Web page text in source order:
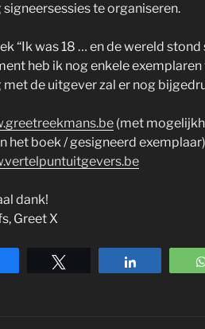
signeersessies te organiseren.
“Ik was 18 … en de wereld
heb ik nog enkele
de uitgever zal er nog
(met
het boek / gesigneerd exemplaar)
dank!
Greet X